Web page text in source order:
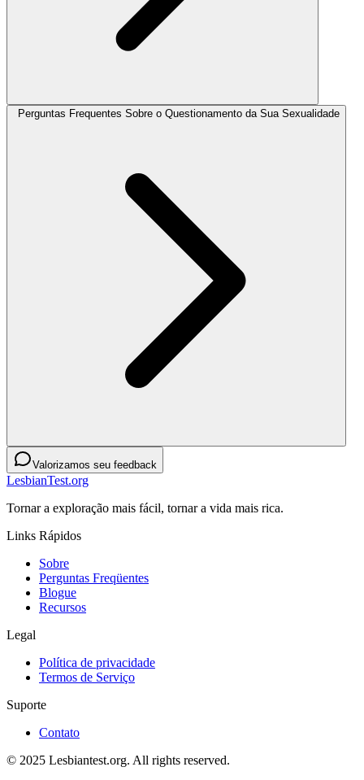
Perguntas Frequentes Sobre o Questionamento da Sua Sexualidade
Valorizamos seu feedback
LesbianTest.org
Tornar a exploração mais fácil, tornar a vida mais rica.
Links Rápidos
Sobre
Perguntas Freqüentes
Blogue
Recursos
Legal
Política de privacidade
Termos de Serviço
Suporte
Contato
© 2025 Lesbiantest.org. All rights reserved.